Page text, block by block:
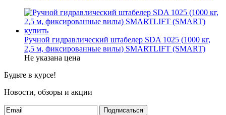
Ручной гидравлический штабелер SDA 1025 (1000 кг,
2,5 м, фиксированные вилы) SMARTLIFT (SMART)
Не указана цена
Будьте в курсе!
Новости, обзоры и акции
Подписаться